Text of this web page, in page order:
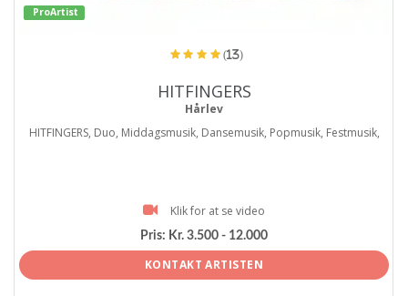
ProArtist
(13)
HITFINGERS
Hårlev
HITFINGERS, Duo, Middagsmusik, Dansemusik, Popmusik, Festmusik,
Klik for at se video
Pris: Kr. 3.500 - 12.000
KONTAKT ARTISTEN